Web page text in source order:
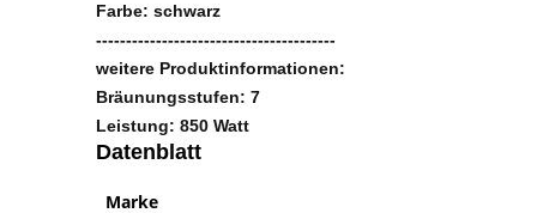
Material: Kunststoff
Farbe: schwarz
----------------------------------------
weitere Produktinformationen:
Bräunungsstufen: 7
Leistung: 850 Watt